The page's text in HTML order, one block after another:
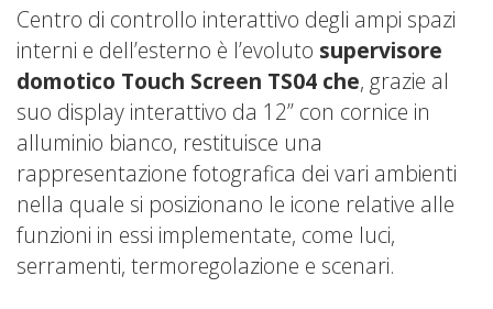
Centro di controllo interattivo degli ampi spazi
interni e dell’esterno è l’evoluto supervisore
domotico Touch Screen TS04 che, grazie al
suo display interattivo da 12” con cornice in
alluminio bianco, restituisce una
rappresentazione fotografica dei vari ambienti
nella quale si posizionano le icone relative alle
funzioni in essi implementate, come luci,
serramenti, termoregolazione e scenari.